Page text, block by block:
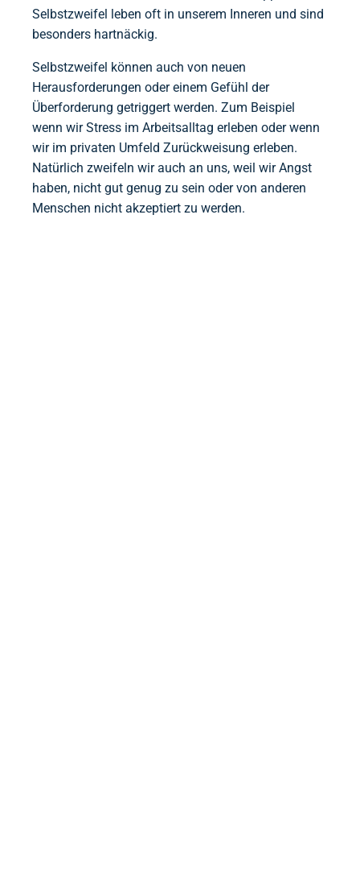
Selbstzweifel leben oft in unserem Inneren und sind
besonders hartnäckig.
Selbstzweifel können auch von neuen
Herausforderungen oder einem Gefühl der
Überforderung getriggert werden. Zum Beispiel
wenn wir Stress im Arbeitsalltag erleben oder wenn
wir im privaten Umfeld Zurückweisung erleben.
Natürlich zweifeln wir auch an uns, weil wir Angst
haben, nicht gut genug zu sein oder von anderen
Menschen nicht akzeptiert zu werden.